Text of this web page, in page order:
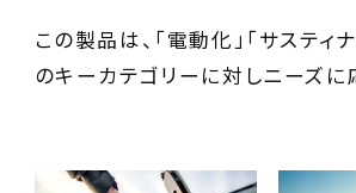
この製品は、「電動化」「サスティ
のキーカテゴリーに対しニーズに